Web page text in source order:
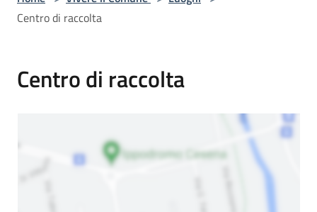
Centro di raccolta
Centro di raccolta